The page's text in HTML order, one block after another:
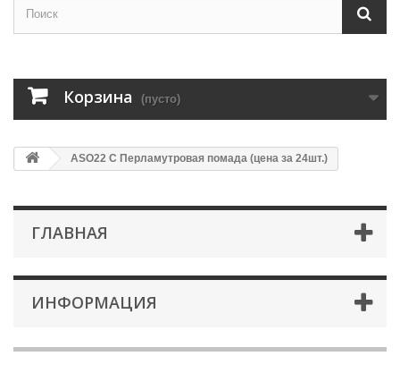
Корзина (пусто)
ASO22 C Перламутровая помада (цена за 24шт.)
ГЛАВНАЯ
ИНФОРМАЦИЯ